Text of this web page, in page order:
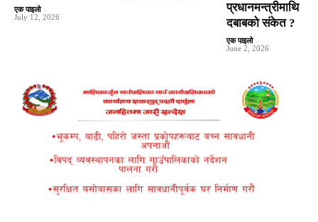
एक पाइलो -
July 12, 2026
प्रधानमन्त्रीमाथि
दबाबको संकेत ?
एक पाइलो -
June 2, 2026